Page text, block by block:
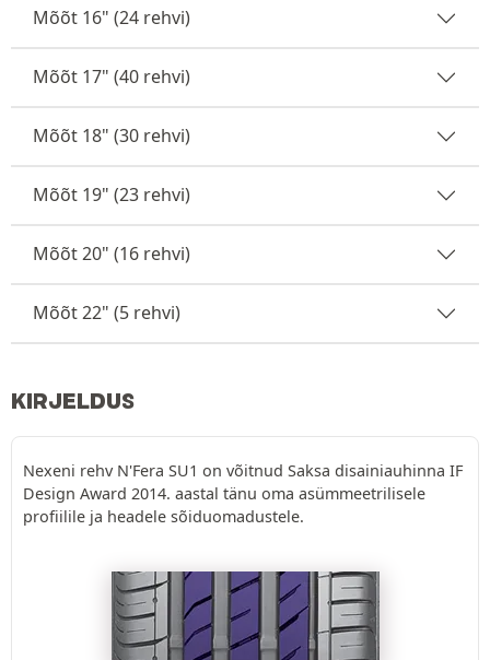
Mõõt 16" (24 rehvi)
Mõõt 17" (40 rehvi)
Mõõt 18" (30 rehvi)
Mõõt 19" (23 rehvi)
Mõõt 20" (16 rehvi)
Mõõt 22" (5 rehvi)
KIRJELDUS
Nexeni rehv N'Fera SU1 on võitnud Saksa disainiauhinna IF
Design Award 2014. aastal tänu oma asümmeetrilisele
profiilile ja headele sõiduomadustele.